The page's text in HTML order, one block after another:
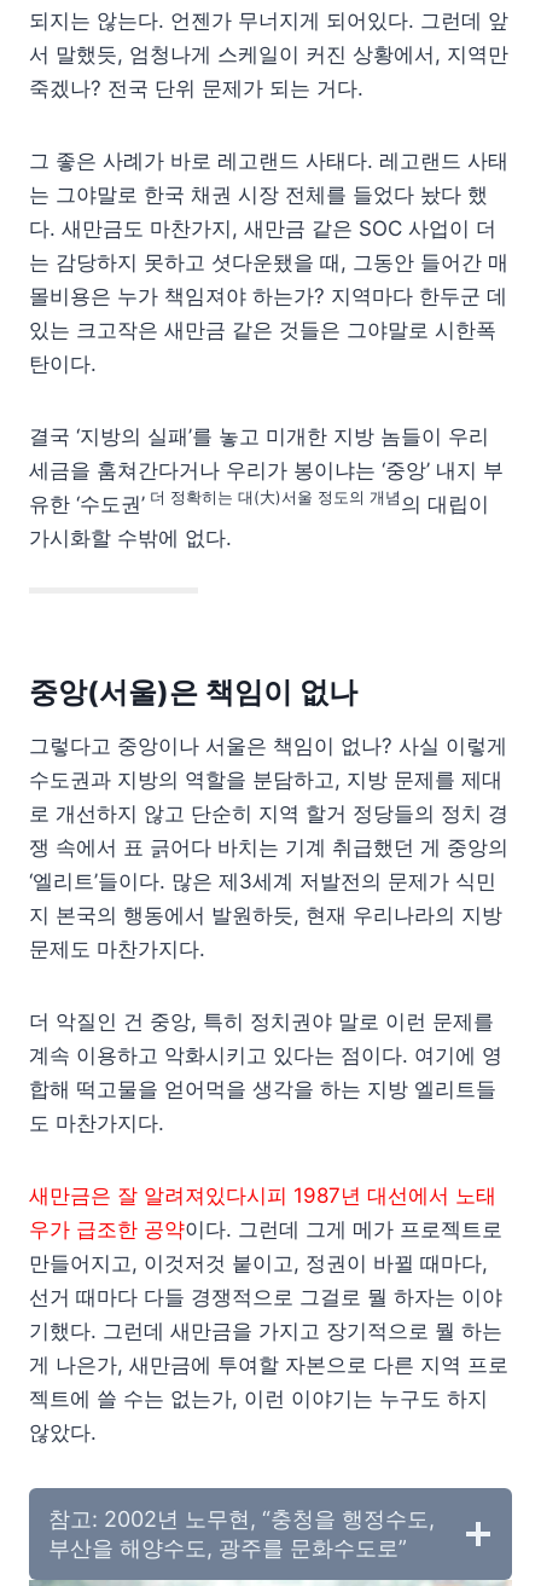
되지는 않는다. 언젠가 무너지게 되어있다. 그런데 앞
서 말했듯, 엄청나게 스케일이 커진 상황에서, 지역만
죽겠나? 전국 단위 문제가 되는 거다.
그 좋은 사례가 바로 레고랜드 사태다. 레고랜드 사태
는 그야말로 한국 채권 시장 전체를 들었다 놨다 했
다. 새만금도 마찬가지, 새만금 같은 SOC 사업이 더
는 감당하지 못하고 셧다운됐을 때, 그동안 들어간 매
몰비용은 누가 책임져야 하는가? 지역마다 한두군 데
있는 크고작은 새만금 같은 것들은 그야말로 시한폭
탄이다.
결국 ‘지방의 실패’를 놓고 미개한 지방 놈들이 우리
세금을 훔쳐간다거나 우리가 봉이냐는 ‘중앙’ 내지 부
유한 ‘수도권’ 더 정확히는 대(大)서울 정도의 개념 의 대립이
가시화할 수밖에 없다.
중앙(서울)은 책임이 없나
그렇다고 중앙이나 서울은 책임이 없나? 사실 이렇게
수도권과 지방의 역할을 분담하고, 지방 문제를 제대
로 개선하지 않고 단순히 지역 할거 정당들의 정치 경
쟁 속에서 표 긁어다 바치는 기계 취급했던 게 중앙의
‘엘리트’들이다. 많은 제3세계 저발전의 문제가 식민
지 본국의 행동에서 발원하듯, 현재 우리나라의 지방
문제도 마찬가지다.
더 악질인 건 중앙, 특히 정치권야 말로 이런 문제를
계속 이용하고 악화시키고 있다는 점이다. 여기에 영
합해 떡고물을 얻어먹을 생각을 하는 지방 엘리트들
도 마찬가지다.
새만금은 잘 알려져있다시피 1987년 대선에서 노태
우가 급조한 공약이다. 그런데 그게 메가 프로젝트로
만들어지고, 이것저것 붙이고, 정권이 바뀔 때마다,
선거 때마다 다들 경쟁적으로 그걸로 뭘 하자는 이야
기했다. 그런데 새만금을 가지고 장기적으로 뭘 하는
게 나은가, 새만금에 투여할 자본으로 다른 지역 프로
젝트에 쓸 수는 없는가, 이런 이야기는 누구도 하지
않았다.
참고: 2002년 노무현, “충청을 행정수도,
부산을 해양수도, 광주를 문화수도로”